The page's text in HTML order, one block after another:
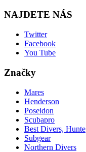
NAJDETE NÁS
Twitter
Facebook
You Tube
Značky
Mares
Henderson
Poseidon
Scubapro
Best Divers, Hunte
Subgear
Northern Divers